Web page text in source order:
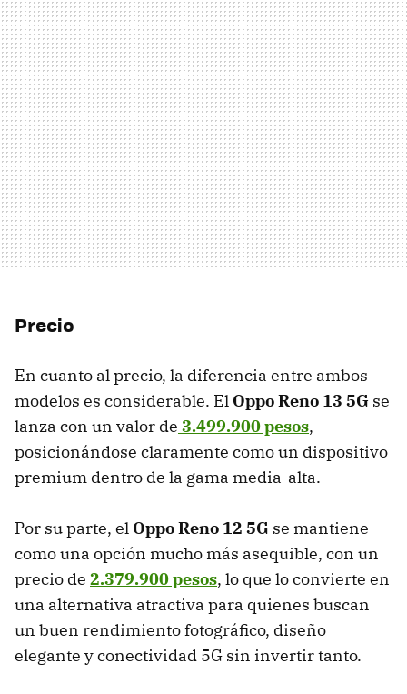
Precio
En cuanto al precio, la diferencia entre ambos
modelos es considerable. El Oppo Reno 13 5G se
lanza con un valor de 3.499.900 pesos,
posicionándose claramente como un dispositivo
premium dentro de la gama media-alta.
Por su parte, el Oppo Reno 12 5G se mantiene
como una opción mucho más asequible, con un
precio de 2.379.900 pesos, lo que lo convierte en
una alternativa atractiva para quienes buscan
un buen rendimiento fotográfico, diseño
elegante y conectividad 5G sin invertir tanto.